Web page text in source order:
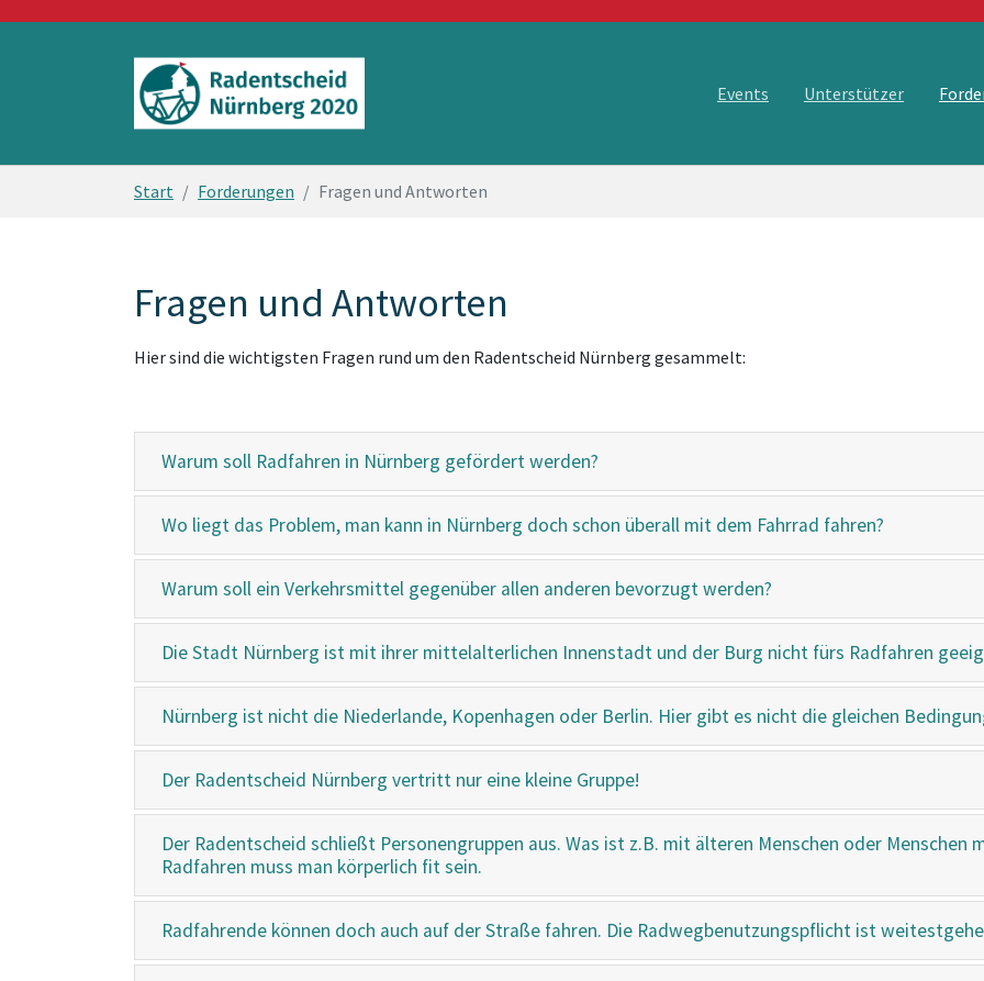
Events Unterstützer
Start Forderungen Fragen und Antworten
Fragen und Antworten
Hier sind die wichtigsten Fragen rund um den Radentscheid Nürnberg gesammelt:
Warum soll Radfahren in Nürnberg gefördert werden?
Wo liegt das Problem, man kann in Nürnberg doch schon überall mit dem Fahrrad fahren?
Warum soll ein Verkehrsmittel gegenüber allen anderen bevorzugt werden?
Die Stadt Nürnberg ist mit ihrer mittelalterlichen Innenstadt und der Burg nicht fürs Radfahren
Nürnberg ist nicht die Niederlande, Kopenhagen oder Berlin. Hier gibt es nicht die gleichen
Der Radentscheid Nürnberg vertritt nur eine kleine Gruppe!
Der Radentscheid schließt Personengruppen aus. Was ist z.B. mit älteren Menschen oder Menschen
Radfahren muss man körperlich fit sein.
Radfahrende können doch auch auf der Straße fahren. Die Radwegbenutzungspflicht ist